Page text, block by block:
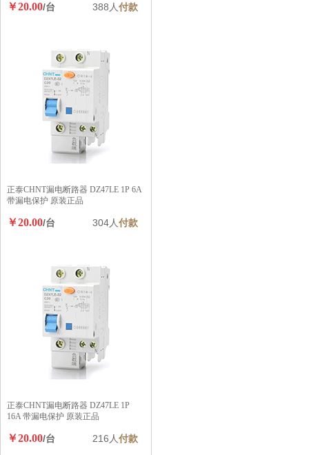
￥20.00/台 388人付款
正泰CHNT漏电断路器 DZ47LE 1P 6A
带漏电保护 原装正品
￥20.00/台 304人付款
正泰CHNT漏电断路器 DZ47LE 1P
16A 带漏电保护 原装正品
￥20.00/台 216人付款